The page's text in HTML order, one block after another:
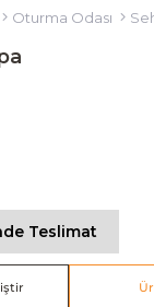
Oturma Odası
Teslimat